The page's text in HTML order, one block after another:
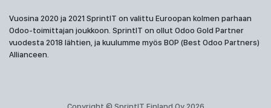
Vuosina 2020 ja 2021 SprintIT on valittu Euroopan kolmen parhaan
Odoo-toimittajan joukkoon. SprintIT on ollut Odoo Gold Partner
vuodesta 2018 lähtien, ja kuulumme myös BOP (Best Odoo Partners)
Allianceen.
Copyright © SprintIT Finland Oy 2026